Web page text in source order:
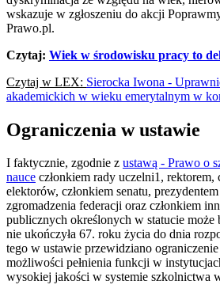
wskazuje w zgłoszeniu do akcji
Prawo.pl.
Czytaj: Wiek w środowisku pracy to
Czytaj w LEX: Sierocka Iwona -
akademickich w wieku emerytalnym w
Ograniczenia w ustawie
I faktycznie, zgodnie z ustawą - Prawo o
nauce członkiem rady uczelni1, rektorem,
elektorów, członkiem senatu,
zgromadzenia federacji oraz członkiem
publicznych określonych w statucie może
nie ukończyła 67. roku życia do dnia
tego w ustawie przewidziano
możliwości pełnienia funkcji w
wysokiej jakości w systemie szkolnictwa